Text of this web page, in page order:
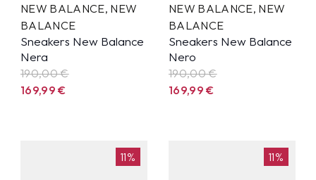
NEW BALANCE, NEW
BALANCE
Sneakers New Balance
Nera
190,00 €
169,99€
NEW BALANCE, NEW
BALANCE
Sneakers New Balance
Nero
190,00 €
169,99€
11% 11%